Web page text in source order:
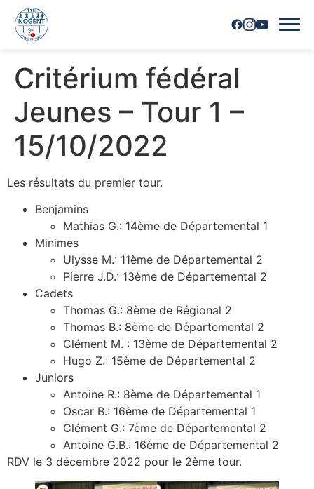
Accueil
Horaires
Inscriptions
Nous contacter
Les équipes
Photos
Critérium fédéral
Jeunes – Tour 1 –
15/10/2022
Les résultats du premier tour.
Benjamins
Mathias G.: 14ème de Départemental 1
Minimes
Ulysse M.: 11ème de Départemental 2
Pierre J.D.: 13ème de Départemental 2
Cadets
Thomas G.: 8ème de Régional 2
Thomas B.: 8ème de Départemental 2
Clément M. : 13ème de Départemental 2
Hugo Z.: 15ème de Départemental 2
Juniors
Antoine R.: 8ème de Départemental 1
Oscar B.: 16ème de Départemental 1
Clément G.: 7ème de Départemental 2
Antoine G.B.: 16ème de Départemental 2
RDV le 3 décembre 2022 pour le 2ème tour.